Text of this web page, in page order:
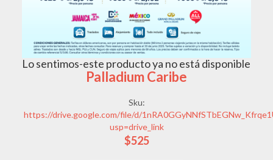
Lo sentimos-este producto ya no está disponible
Palladium Caribe
Sku:
https://drive.google.com/file/d/
usp=drive_link
$525